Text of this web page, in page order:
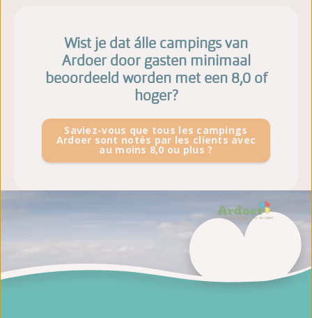
Wist je dat álle campings van
Ardoer door gasten minimaal
beoordeeld worden met een 8,0 of
hoger?
Saviez-vous que tous les campings
Ardoer sont notés par les clients avec
au moins 8,0 ou plus ?